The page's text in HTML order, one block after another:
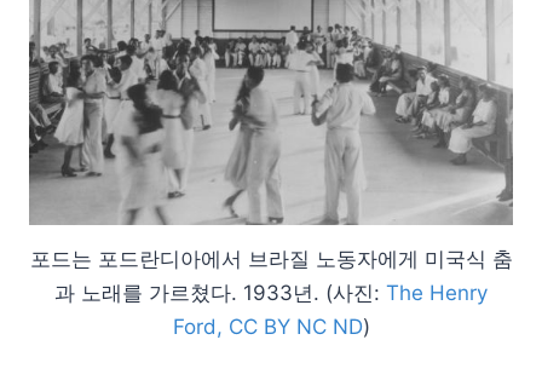
포드는 포드란디아에서 브라질 노동자에게 미국식 춤
과 노래를 가르쳤다. 1933년. (사진: The Henry
Ford, CC BY NC ND)